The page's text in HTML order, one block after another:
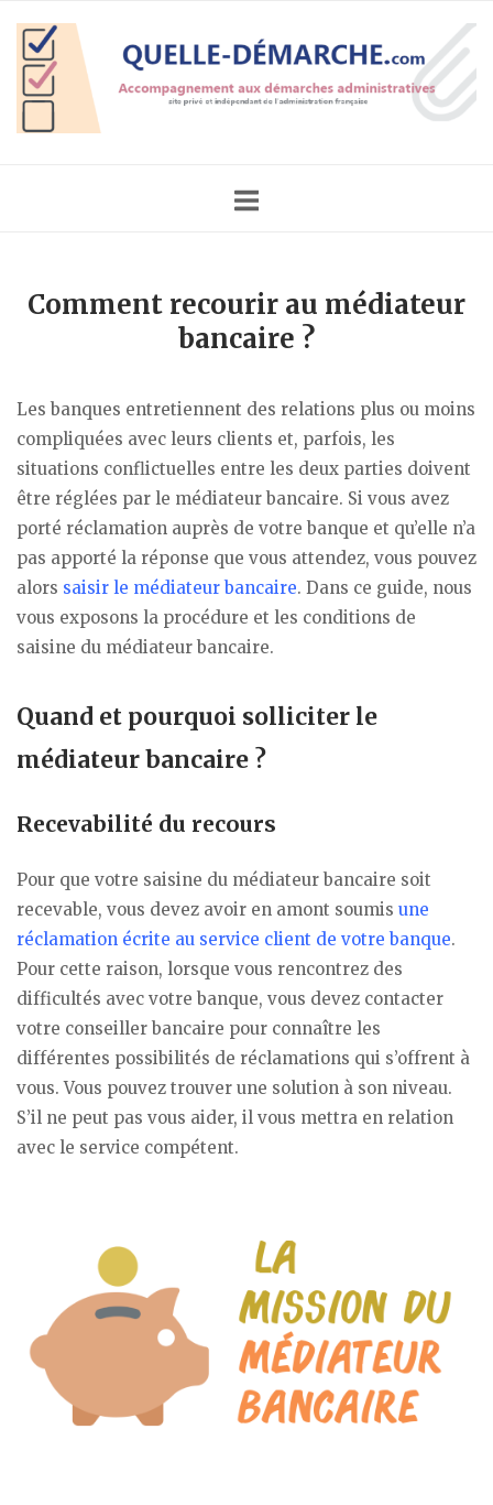
content
Home
Comment recourir au médiateur
bancaire ?
Les banques entretiennent des relations plus ou moins
compliquées avec leurs clients et, parfois, les
situations conflictuelles entre les deux parties doivent
être réglées par le médiateur bancaire. Si vous avez
porté réclamation auprès de votre banque et qu’elle n’a
pas apporté la réponse que vous attendez, vous pouvez
alors saisir le médiateur bancaire. Dans ce guide, nous
vous exposons la procédure et les conditions de
saisine du médiateur bancaire.
Quand et pourquoi solliciter le
médiateur bancaire ?
Recevabilité du recours
Pour que votre saisine du médiateur bancaire soit
recevable, vous devez avoir en amont soumis une
réclamation écrite au service client de votre banque.
Pour cette raison, lorsque vous rencontrez des
difficultés avec votre banque, vous devez contacter
votre conseiller bancaire pour connaître les
différentes possibilités de réclamations qui s’offrent à
vous. Vous pouvez trouver une solution à son niveau.
S’il ne peut pas vous aider, il vous mettra en relation
avec le service compétent.